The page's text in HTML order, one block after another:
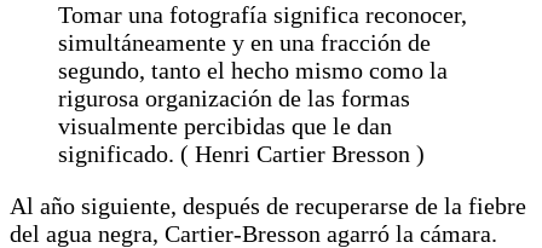
Tomar una fotografía significa reconocer,
simultáneamente y en una fracción de
segundo, tanto el hecho mismo como la
rigurosa organización de las formas
visualmente percibidas que le dan
significado. ( Henri Cartier Bresson )
Al año siguiente, después de recuperarse de la fiebre
del agua negra, Cartier-Bresson agarró la cámara.